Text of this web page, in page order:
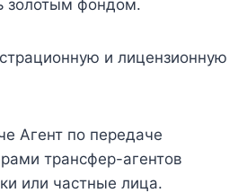
золотым фондом.
и лицензионную
Агент по передаче
трансфер-агентов
или частные лица.